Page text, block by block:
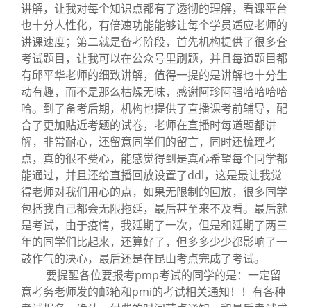
讲解，让我对每个知识点都有了透彻的理解，看课平台
也十分人性化，有倍速功能能够让每个学员适应老师的
讲课速度；第二就是备考阶段，首先机构提供了很多套
考试题目，让我可以在公众号里刷题，并且每道题目都
有邱平华老师的细致讲解，值得一提的是讲解也十分生
动有趣，而不是那么枯燥无味，感谢阿珍阿强哈哈哈哈
哈。到了备考后期，机构也提供了直播课考前辅导，配
合了更加贴近考题的试卷，老师在直播时每道题都讲
解，非常耐心，还留意同学们的留言，同时还梳理考
点，真的很不费心，能感觉得到是真心希望每个同学都
能通过，并且还给直播回放设置了ddl，这是最让我觉
得老师对我们用心的点，如果无限制的回放，很多同学
包括我自己都会无限拖延，最后甚至来不及看。最后就
是考试，由于疫情，我延期了一次，但是和延期了两三
年的同学们比起来，还算好了，但多多少少都影响了一
鼓作气的决心，最后还是在昆山考点完成了考试。
要提醒各位要报考pmp考试的同学的是：一定留
意考务老师发的邮箱和pmi的考试相关通知！！有各种